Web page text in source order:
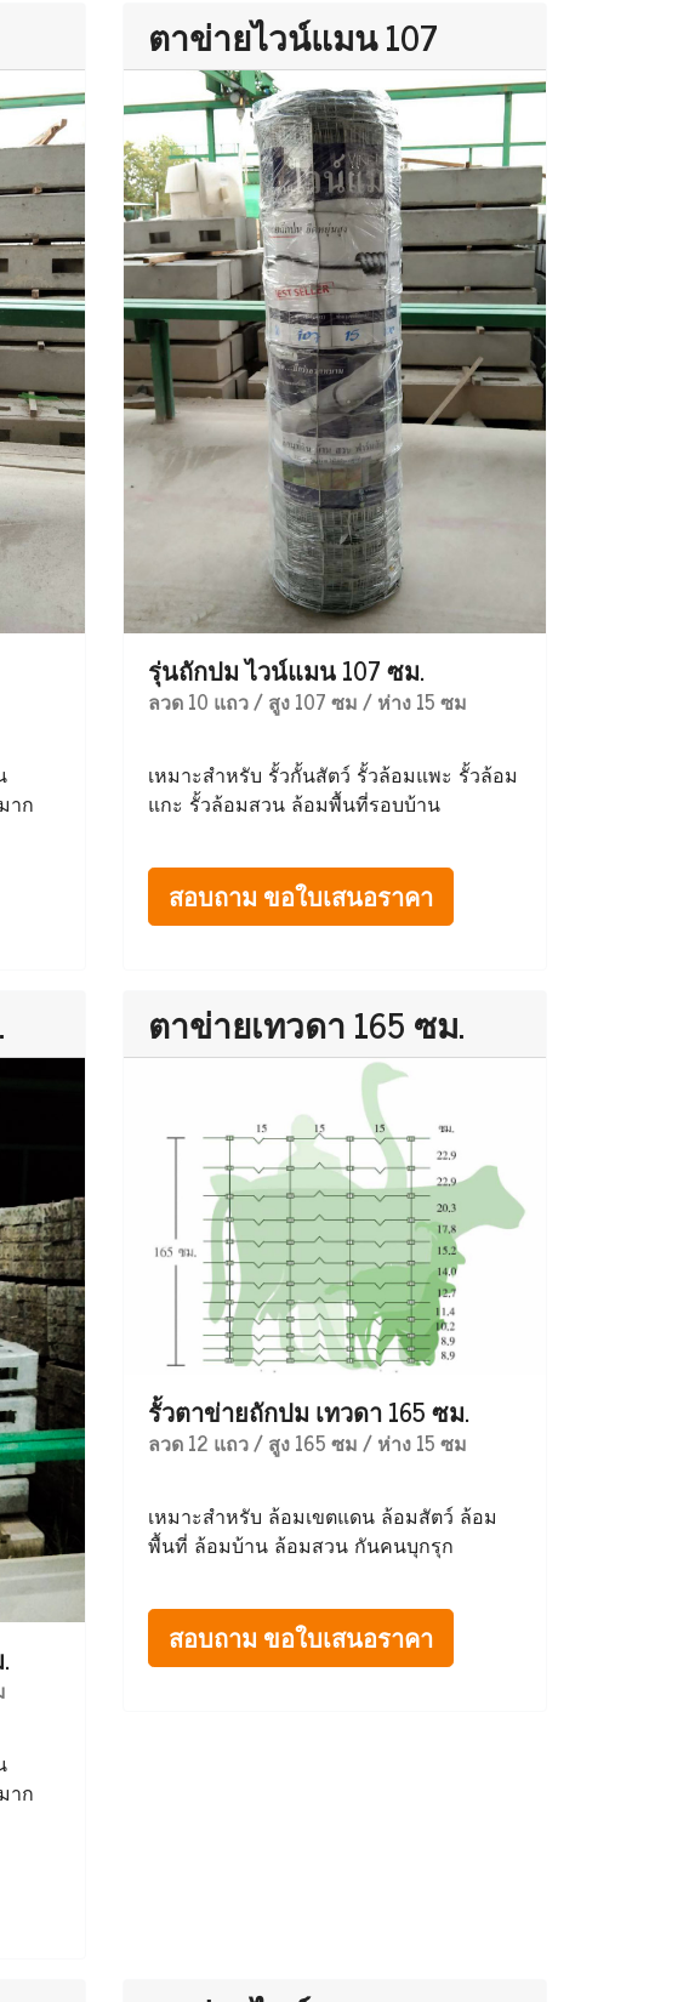
าก
ตาข่ายไวน์แมน 107
รุ่นถักปม ไวน์แมน 107 ซม.
ลวด 10 แถว / สูง 107 ซม / ห่าง 15 ซม
เหมาะสำหรับ รั้วกั้นสัตว์ รั้วล้อมแพะ รั้วล้อม
แกะ รั้วล้อมสวน ล้อมพื้นที่รอบบ้าน
สอบถาม ขอใบเสนอราคา
าก
ตาข่ายเทวดา 165 ซม.
รั้วตาข่ายถักปม เทวดา 165 ซม.
ลวด 12 แถว / สูง 165 ซม / ห่าง 15 ซม
เหมาะสำหรับ ล้อมเขตแดน ล้อมสัตว์ ล้อม
พื้นที่ ล้อมบ้าน ล้อมสวน กันคนบุกรุก
สอบถาม ขอใบเสนอราคา